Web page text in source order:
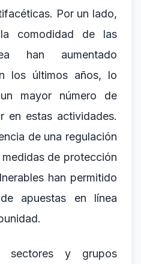
Por un lado,
comodidad de las
han aumentado
los últimos años, lo
mayor número de
en estas actividades.
de una regulación
de protección
han permitido
apuestas en línea
sectores y grupos